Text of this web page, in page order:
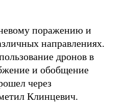
поражению и
направлениях.
дронов в
и обобщение
через
Клинцевич.